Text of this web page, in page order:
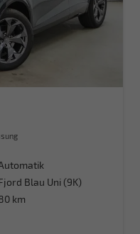
Blau Uni (9K)
km